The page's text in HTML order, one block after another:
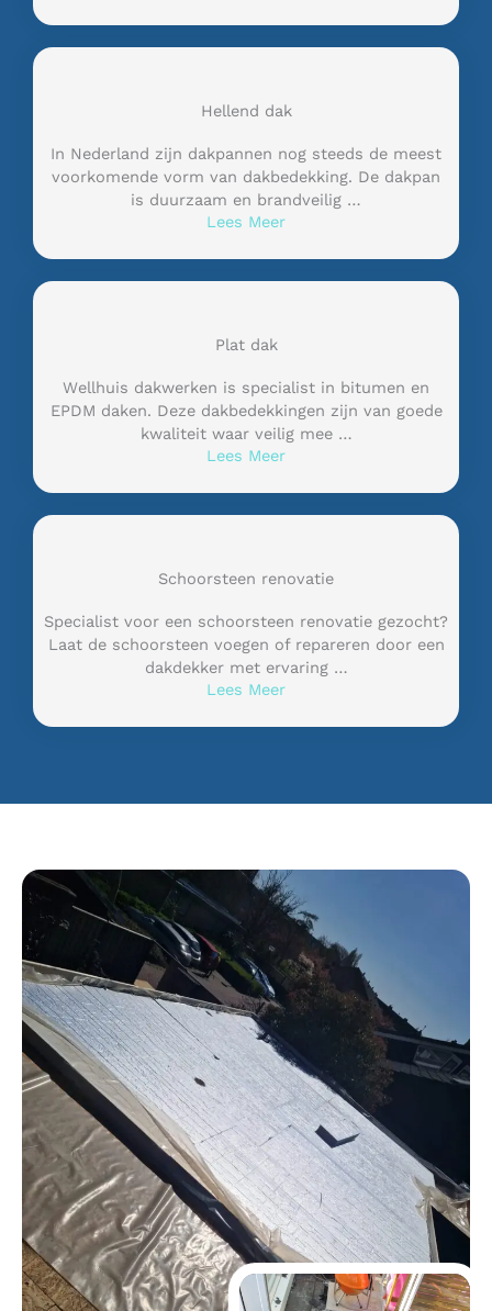
Hellend dak
In Nederland zijn dakpannen nog steeds de meest
voorkomende vorm van dakbedekking. De dakpan
is duurzaam en brandveilig …
Lees Meer
Plat dak
Wellhuis dakwerken is specialist in bitumen en
EPDM daken. Deze dakbedekkingen zijn van goede
kwaliteit waar veilig mee …
Lees Meer
Schoorsteen renovatie
Specialist voor een schoorsteen renovatie gezocht?
Laat de schoorsteen voegen of repareren door een
dakdekker met ervaring …
Lees Meer